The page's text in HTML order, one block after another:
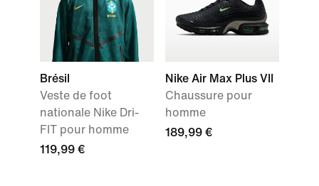
Brésil
Veste de foot
nationale Nike Dri-
FIT pour homme
119,99 €
Nike Air Max Plus VII
Chaussure pour
homme
189,99 €